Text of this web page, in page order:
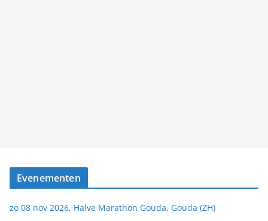
Evenementen
zo 08 nov 2026, Halve Marathon Gouda, Gouda (ZH)